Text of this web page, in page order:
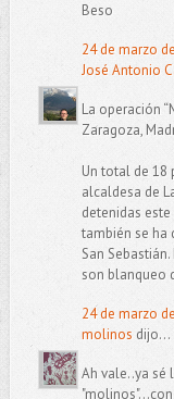
Beso
24 de marzo
José Antonio
La operación
Zaragoza,
Un total de 18
alcaldesa de
detenidas
también se ha
San
son blanqueo
24 de marzo
molinos dijo...
Ah vale..ya sé